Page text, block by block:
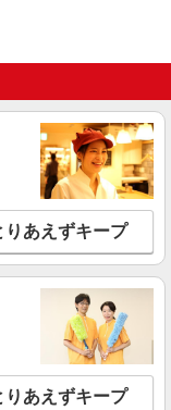
で別途支給します。
（神奈川県横浜市
ート】
横濱旭 （神奈川県
詳細を見る
りあえずキープ
りあえずキープ